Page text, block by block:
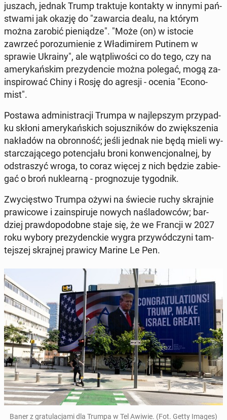
ju­szach, jednak Trump trak­tu­je kon­tak­ty w innymi pań­
stwa­mi jak okazję do "za­war­cia dealu, na którym
można zarobić pie­nią­dze". "Może (on) w istocie
zawrzeć po­ro­zu­mie­nie z Wła­di­mi­rem Putinem w
sprawie Ukrainy", ale wąt­pli­wo­ści co do tego, czy na
ame­ry­kań­skim pre­zy­den­cie można polegać, mogą za­
in­spi­ro­wać Chiny i Rosję do agresji - ocenia "Eco­no­
mist".
Postawa ad­mi­ni­stra­cji Trumpa w naj­lep­szym przy­pad­
ku skłoni ame­ry­kań­skich so­jusz­ni­ków do zwięk­sze­nia
na­kła­dów na obron­ność; jeśli jednak nie będą mieli wy­
star­cza­ją­ce­go po­ten­cja­łu broni kon­wen­cjo­nal­nej, by
od­stra­szyć wroga, to coraz więcej z nich będzie za­bie­
gać o broń nu­kle­ar­ną - pro­gno­zu­je ty­go­dnik.
Zwy­cię­stwo Trumpa ożywi na świecie ruchy skraj­nie
pra­wi­co­we i za­in­spi­ru­je nowych na­śla­dow­ców; bar­
dziej praw­do­po­dob­ne staje się, że we Francji w 2027
roku wybory pre­zy­denc­kie wygra przy­wód­czy­ni tam­
tej­szej skraj­nej prawicy Marine Le Pen.
Baner z gra­tu­la­cja­mi dla Trumpa w Tel Awiwie. (Fot. Getty Images)